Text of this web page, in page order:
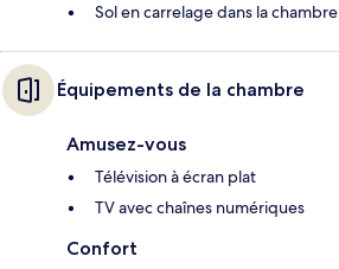
Sol en carrelage dans la chambre
Équipements de la chambre
Amusez-vous
Télévision à écran plat
TV avec chaînes numériques
Confort